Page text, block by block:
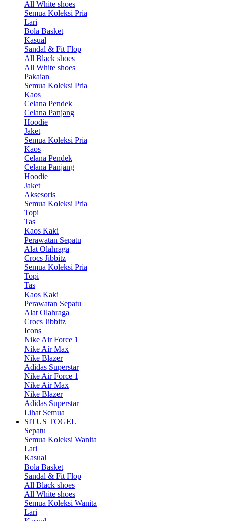
All White shoes
Semua Koleksi Pria
Lari
Bola Basket
Kasual
Sandal & Fit Flop
All Black shoes
All White shoes
Pakaian
Semua Koleksi Pria
Kaos
Celana Pendek
Celana Panjang
Hoodie
Jaket
Semua Koleksi Pria
Kaos
Celana Pendek
Celana Panjang
Hoodie
Jaket
Aksesoris
Semua Koleksi Pria
Topi
Tas
Kaos Kaki
Perawatan Sepatu
Alat Olahraga
Crocs Jibbitz
Semua Koleksi Pria
Topi
Tas
Kaos Kaki
Perawatan Sepatu
Alat Olahraga
Crocs Jibbitz
Icons
Nike Air Force 1
Nike Air Max
Nike Blazer
Adidas Superstar
Nike Air Force 1
Nike Air Max
Nike Blazer
Adidas Superstar
Lihat Semua
SITUS TOGEL
Sepatu
Semua Koleksi Wanita
Lari
Kasual
Bola Basket
Sandal & Fit Flop
All Black shoes
All White shoes
Semua Koleksi Wanita
Lari